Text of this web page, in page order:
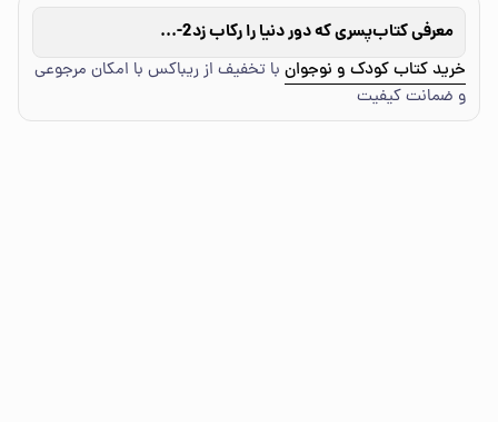
معرفی کتاب پسری که دور دنیا را رکاب زد2-سفر به آمریکا
خرید کتاب کودک و نوجوان با تخفیف از ریباکس با امکان مرجوعی
و ضمانت کیفیت